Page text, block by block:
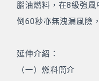
腦油燃料，在8級強
倒60秒亦無洩漏風險
延伸介紹：
（一）燃料簡介